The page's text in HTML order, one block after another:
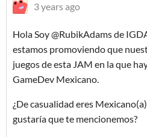
3 years ago
Hola Soy @RubikAdams de
estamos promoviendo que
juegos de esta JAM en la que
GameDev Mexicano.
¿De casualidad eres
gustaría que te mencionemos?